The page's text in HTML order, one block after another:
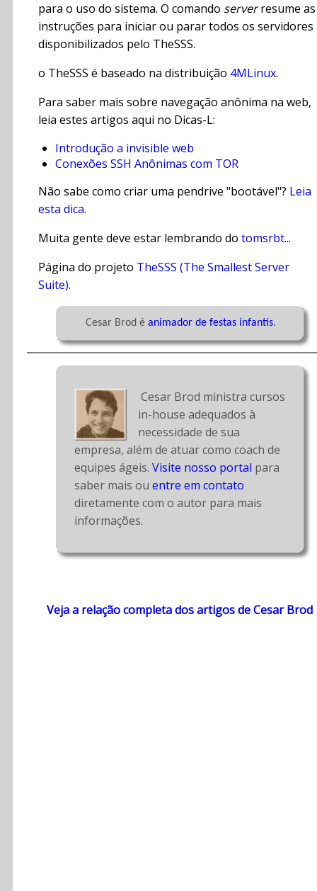
para o uso do sistema. O comando serverresume as
instruções para iniciar ou parar todos os servidores
disponibilizados pelo TheSSS.
o TheSSS é baseado na distribuição 4MLinux.
Para saber mais sobre navegação anônima na web,
leia estes artigos aqui no Dicas-L:
Introdução a invisible web
Conexões SSH Anônimas com TOR
Não sabe como criar uma pendrive "bootável"? Leia
esta dica.
Muita gente deve estar lembrando do tomsrbt...
Página do projeto TheSSS (The Smallest Server
Suite).
	Cesar Brod é
animador de festas infantis.
Cesar Brod ministra cursos
in-house adequados à
necessidade de sua
empresa, além de atuar como coach de
equipes ágeis. Visite nosso portal para
saber mais ou entre em contato
diretamente com o autor para mais
informações.
Veja a relação completa dos artigos de Cesar Brod